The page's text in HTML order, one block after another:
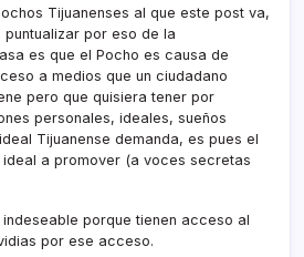
Tijuanenses al que este post va,
por eso de la
es que el Pocho es causa de
a medios que un ciudadano
pero que quisiera tener por
personales, ideales, sueños
Tijuanense demanda, es pues el
ideal a promover (a voces secretas
indeseable porque tienen acceso al
por ese acceso.